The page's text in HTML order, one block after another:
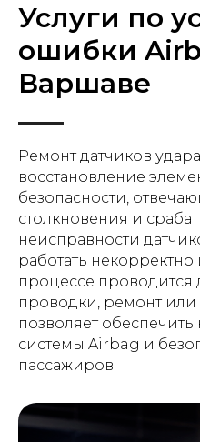
Услуги по
ошибки
Варшаве
Ремонт датчиков
восстановление
безопасности,
столкновения и
неисправности
работать
процессе проводится
проводки, ремонт или
позволяет
системы Airbag и
пассажиров.